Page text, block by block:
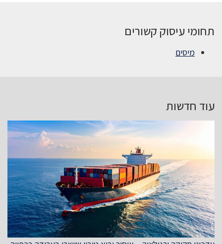
תחומי עיסוק קשורים
מיסים
עוד חדשות